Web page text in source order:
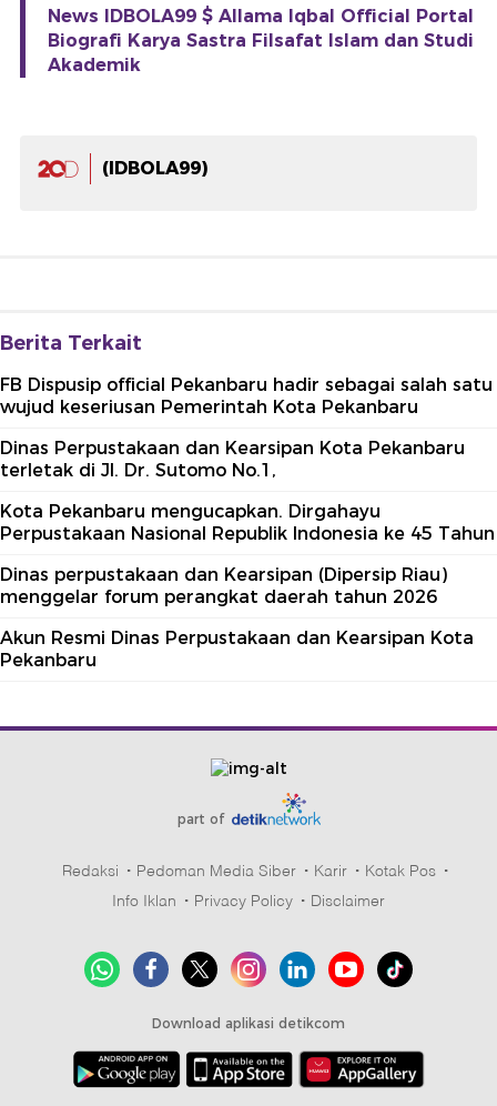
News IDBOLA99 $ Allama Iqbal Official Portal
Biografi Karya Sastra Filsafat Islam dan Studi
Akademik
(IDBOLA99)
Berita Terkait
FB Dispusip official Pekanbaru hadir sebagai salah satu
wujud keseriusan Pemerintah Kota Pekanbaru
Dinas Perpustakaan dan Kearsipan Kota Pekanbaru
terletak di Jl. Dr. Sutomo No.1,
Kota Pekanbaru mengucapkan. Dirgahayu
Perpustakaan Nasional Republik Indonesia ke 45 Tahun
Dinas perpustakaan dan Kearsipan (Dipersip Riau)
menggelar forum perangkat daerah tahun 2026
Akun Resmi Dinas Perpustakaan dan Kearsipan Kota
Pekanbaru
part of
Redaksi Pedoman Media Siber Karir
Kotak Pos
Info Iklan
Privacy Policy Disclaimer
Download aplikasi detikcom